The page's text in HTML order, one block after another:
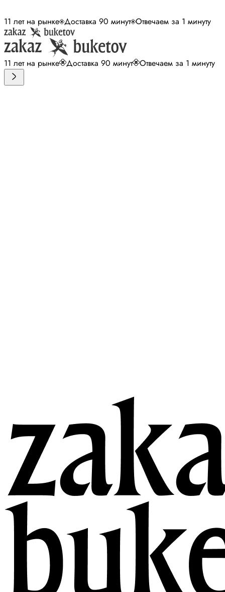
11 лет на рынке Доставка 90 минут Отвечаем за 1 минуту
11 лет на рынке Доставка 90 минут Отвечаем за 1 минуту